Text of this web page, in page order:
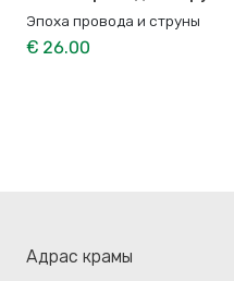
Эпоха провода и струны
€ 26.00
Адрас крамы